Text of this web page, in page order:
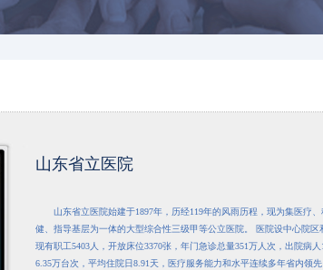
山东省立医院
山东省立医院始建于1897年，历经119年的风雨历程，现为集医疗
健、指导基层为一体的大型综合性三级甲等公立医院。 医院设中心院区
现有职工5403人，开放床位3370张，年门急诊总量351万人次，出院病
6.35万台次，平均住院日8.91天，医疗服务能力和水平连续多年省内领